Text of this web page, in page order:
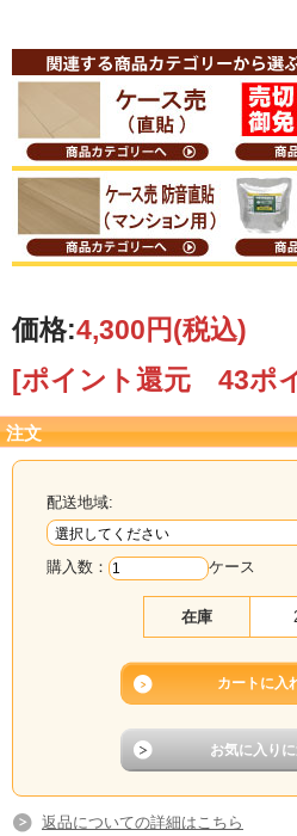
価格:4,300円(税込)
[ポイント還元 43ポ
注文
配送地域:
購入数： ケース
在庫
返品についての詳細はこちら